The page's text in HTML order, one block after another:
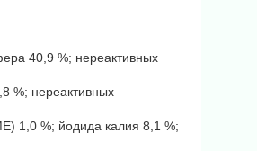
40,9 %; нереактивных
%; нереактивных
1,0 %; йодида калия 8,1 %;